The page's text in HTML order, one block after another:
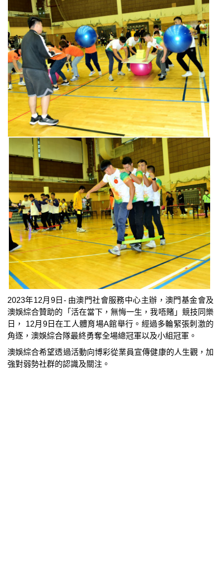
2023年12月9日- 由澳門社會服務中心主辦，澳門基金會及
澳娛綜合贊助的「活在當下，無悔一生，我唔賭」競技同樂
日， 12月9日在工人體育場A館舉行。經過多輪緊張刺激的
角逐，澳娛綜合隊最終勇奪全場總冠軍以及小組冠軍。
澳娛綜合希望透過活動向博彩從業員宣傳健康的人生觀，加
強對弱勢社群的認識及關注。